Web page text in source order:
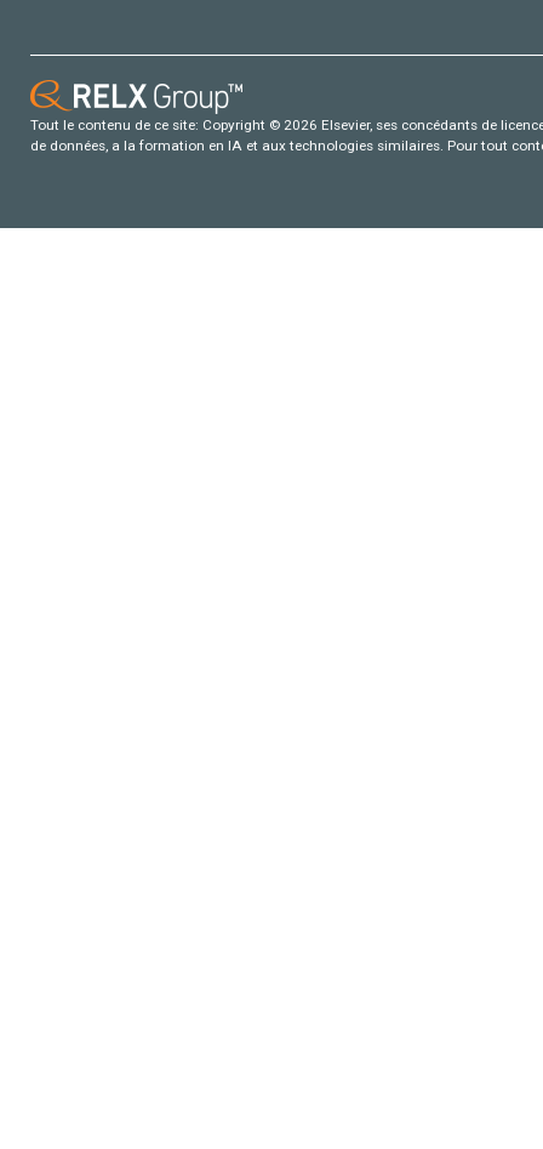
Tout le contenu de ce site: Copyright © 2026 Elsevier, ses concédants de
de données, a la formation en IA et aux technologies similaires. Pour tout